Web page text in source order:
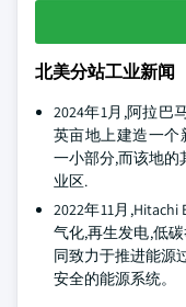
北美分站工业新闻
2024年1月,阿拉巴
英亩地上建造一个
一小部分,而该地
业区.
2022年11月
气化,再生发电,低
同致力于推进能源
安全的能源系统。